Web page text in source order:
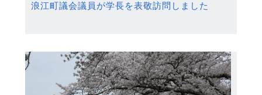
浪江町議会議員が学長を表敬訪問しました